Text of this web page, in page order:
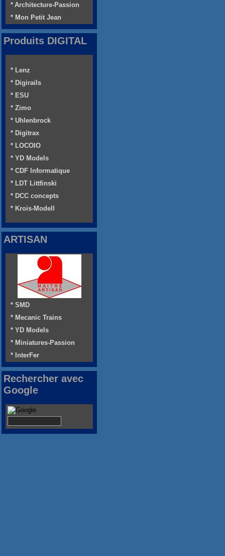
* Architecture-Passion
* Mon Petit Jean
Produits DIGITAL
* Lenz
* Digirails
* ESU
* Zimo
* Uhlenbrock
* Digitrax
* LOCOIO
* YD Models
* CDF Informatique
* LDT Littfinski
* DCC concepts
* Krois-Modell
ARTISAN
* SMD
* Mecanic Trains
* YD Models
* Miniatures-Passion
* InterFer
Rechercher avec
Google